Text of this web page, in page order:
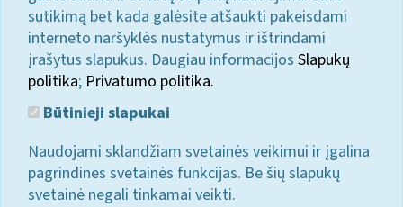
sutikimą bet kada galėsite atšaukti pakeisdami
interneto naršyklės nustatymus ir ištrindami
įrašytus slapukus. Daugiau informacijos Slapukų
politika; Privatumo politika.
Būtinieji slapukai
Naudojami sklandžiam svetainės veikimui ir įgalina
pagrindines svetainės funkcijas. Be šių slapukų
svetainė negali tinkamai veikti.